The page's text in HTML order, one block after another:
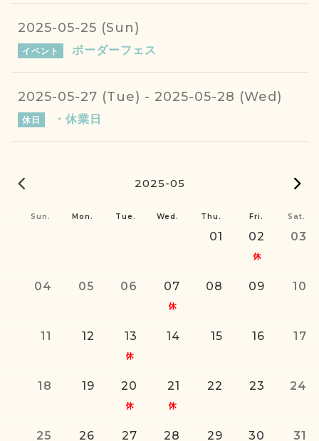
2025-05-25 (Sun)
イベント ボーダーフェス
2025-05-27 (Tue) - 2025-05-28 (Wed)
休日 ・休業日
2025-05
Sun. Mon. Tue. Wed. Thu. Fri. Sat.
01 02 03
04 05 06 07 08 09 10
11 12 13 14 15 16 17
18 19 20 21 22 23 24
25 26 27 28 29 30 31